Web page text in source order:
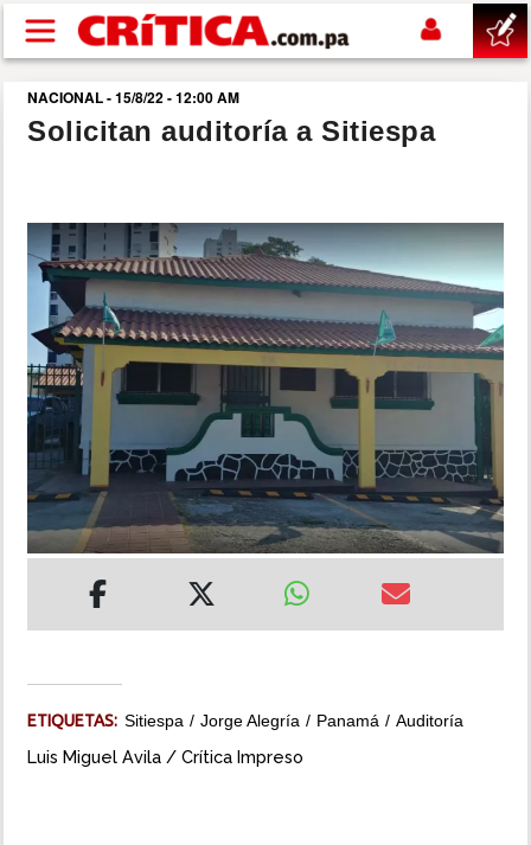
Pasar al contenido principal
buscar
NACIONAL
POLÍTICA
SHOW
DEPORTES
MUNDO
IMPRESO
NACIONAL - 15/8/22 - 12:00 AM
Solicitan auditoría a Sitiespa
ETIQUETAS: Sitiespa Jorge Alegría Panamá Auditoría
Luis Miguel Avila / Crítica Impreso